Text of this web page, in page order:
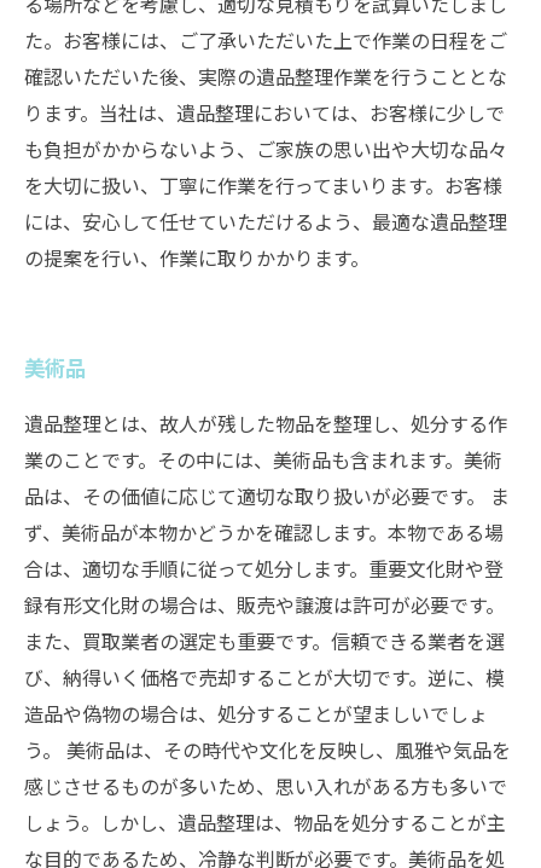
た。お客様には、ご了承いただいた上で作業の日程をご
確認いただいた後、実際の遺品整理作業を行うこととな
ります。当社は、遺品整理においては、お客様に少しで
も負担がかからないよう、ご家族の思い出や大切な品々
を大切に扱い、丁寧に作業を行ってまいります。お客様
には、安心して任せていただけるよう、最適な遺品整理
の提案を行い、作業に取りかかります。
美術品
遺品整理とは、故人が残した物品を整理し、処分する作
業のことです。その中には、美術品も含まれます。美術
品は、その価値に応じて適切な取り扱いが必要です。 ま
ず、美術品が本物かどうかを確認します。本物である場
合は、適切な手順に従って処分します。重要文化財や登
録有形文化財の場合は、販売や譲渡は許可が必要です。
また、買取業者の選定も重要です。信頼できる業者を選
び、納得いく価格で売却することが大切です。逆に、模
造品や偽物の場合は、処分することが望ましいでしょ
う。 美術品は、その時代や文化を反映し、風雅や気品を
感じさせるものが多いため、思い入れがある方も多いで
しょう。しかし、遺品整理は、物品を処分することが主
な目的であるため、冷静な判断が必要です。美術品を処